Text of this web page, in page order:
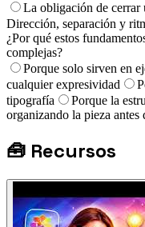
La obligación de cerrar
Dirección, separación y
¿Por qué estos
complejas?
Porque solo sirven en
cualquier expresividad
tipografía
Porque la
organizando la pieza antes
🧰 Recursos